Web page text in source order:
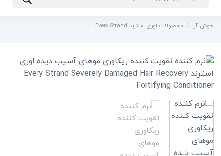
خوش آرا / محصولات اوری استرند Every Strand